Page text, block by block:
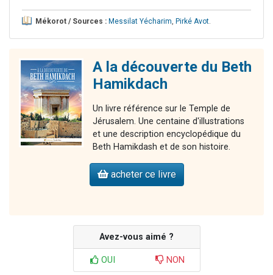
Mékorot / Sources : Messilat Yécharim, Pirké Avot.
A la découverte du Beth
Hamikdach
Un livre référence sur le Temple de
Jérusalem. Une centaine d'illustrations
et une description encyclopédique du
Beth Hamikdash et de son histoire.
acheter ce livre
Avez-vous aimé ?
OUI NON